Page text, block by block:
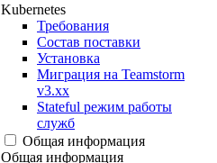
Kubernetes
Требования
Состав поставки
Установка
Миграция на Teamstorm
v3.xx
Stateful режим работы
служб
Общая информация
Общая информация